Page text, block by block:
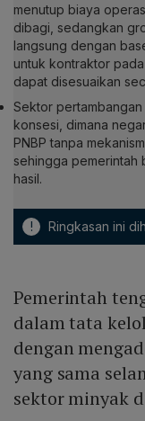
menutup biaya
dibagi, sedangkan
langsung dengan
untuk kontraktor
dapat disesuaikan
Sektor pertambangan
konsesi, dimana
PNBP tanpa
sehingga pemerintah
hasil.
! Ringkasan ini
Pemerintah
dalam tata
dengan
yang sama
sektor minyak